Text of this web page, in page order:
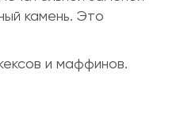
камень. Это
и маффинов.